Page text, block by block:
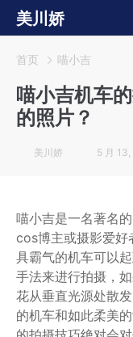
美川娇
首页 喵小吉
喵小吉机车
的照片？
美川娇 5 月
喵小吉是一名著名
cos博主或摄影爱好
具霸气的机车可以
手法来进行拍摄，
花从垂直光源处散
的机车和如此柔美